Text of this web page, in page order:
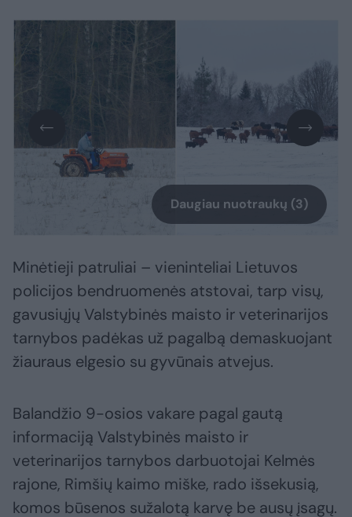
Daugiau nuotraukų (3)
Minėtieji patruliai – vieninteliai Lietuvos
policijos bendruomenės atstovai, tarp visų,
gavusiųjų Valstybinės maisto ir veterinarijos
tarnybos padėkas už pagalbą demaskuojant
žiauraus elgesio su gyvūnais atvejus.
Balandžio 9-osios vakare pagal gautą
informaciją Valstybinės maisto ir
veterinarijos tarnybos darbuotojai Kelmės
rajone, Rimšių kaimo miške, rado išsekusią,
komos būsenos sužalotą karvę be ausų įsagų.